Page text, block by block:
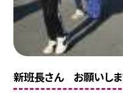
新班長さん お願いし